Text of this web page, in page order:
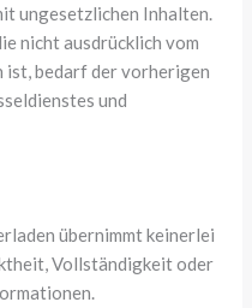
ungesetzlichen Inhalten.
nicht ausdrücklich vom
ist, bedarf der vorherigen
und
übernimmt keinerlei
Vollständigkeit oder